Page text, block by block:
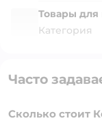
Товары
Категория
Часто
Сколько стоит